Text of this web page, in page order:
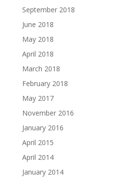
September 2018
June 2018
May 2018
April 2018
March 2018
February 2018
May 2017
November 2016
January 2016
April 2015
April 2014
January 2014